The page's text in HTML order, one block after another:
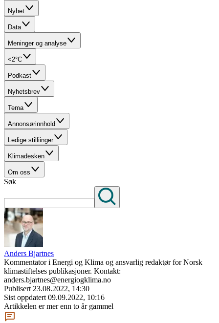
Nyhet
Data
Meninger og analyse
<2°C
Podkast
Nyhetsbrev
Tema
Annonsørinnhold
Ledige stilliinger
Klimadesken
Om oss
Søk
Anders Bjartnes
Kommentator i Energi og Klima og ansvarlig redaktør for Norsk
klimastiftelses publikasjoner. Kontakt:
anders.bjartnes@energiogklima.no
Publisert 23.08.2022, 14:30
Sist oppdatert 09.09.2022, 10:16
Artikkelen er mer enn to år gammel